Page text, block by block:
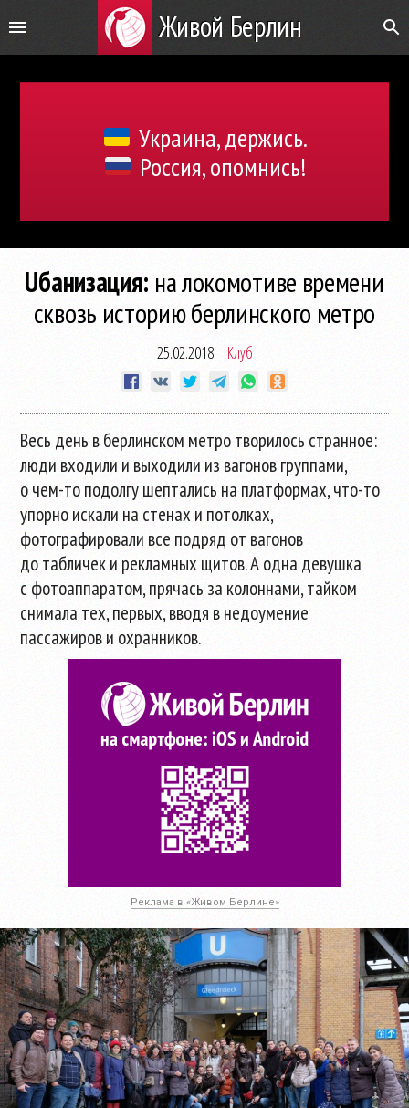
Живой Берлин
Украина, держись.
Россия, опомнись!
Uбанизация: на локомотиве времени
сквозь историю берлинского метро
25.02.2018 Клуб
Весь день в берлинском метро творилось странное:
люди входили и выходили из вагонов группами,
очем-топодолгу шептались на платформах,что-то
упорно искали на стенах и потолках,
фотографировали все подряд от вагонов
до табличек и рекламных щитов. А одна девушка
с фотоаппаратом, прячась за колоннами, тайком
снимала тех, первых, вводя в недоумение
пассажиров и охранников.
Реклама в «Живом Берлине»